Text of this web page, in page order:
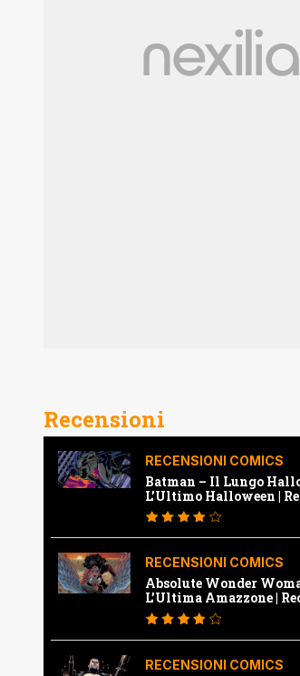
Recensioni
RECENSIONI COMICS
Batman – Il Lungo
L’Ultimo Halloween |
RECENSIONI COMICS
Absolute Wonder
L’Ultima Amazzone |
RECENSIONI COMICS